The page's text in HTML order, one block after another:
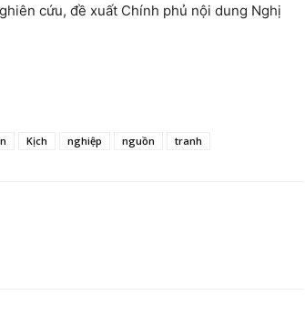
cứu, đề xuất Chính phủ nội dung Nghị
Kịch nghiệp nguồn tranh